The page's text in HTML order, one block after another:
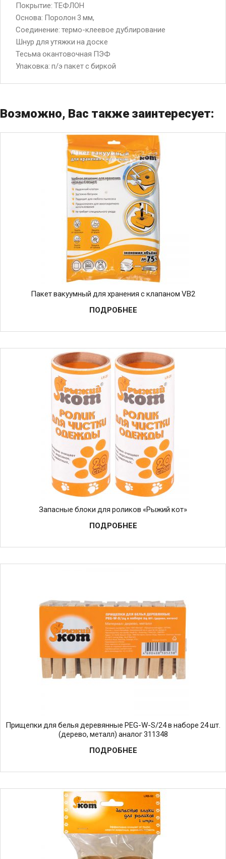
Покрытие: ТЕФЛОН
Основа: Поролон 3 мм,
Соединение: термо-клеевое дублирование
Шнур для утяжки на доске
Тесьма окантовочная ПЭФ
Упаковка: п/э пакет с биркой
Возможно, Вас также заинтересует:
Пакет вакуумный для хранения с клапаном VB2
ПОДРОБНЕЕ
Запасные блоки для роликов «Рыжий кот»
ПОДРОБНЕЕ
Прищепки для белья деревянные PEG-W-S/24 в наборе 24 шт.
(дерево, металл) аналог 311348
ПОДРОБНЕЕ